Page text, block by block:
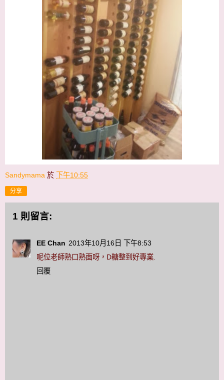
Sandymama 於 下午10:55
分享
1 則留言:
EE Chan 2013年10月16日 下午8:53
呢位老師熟口熟面呀，D糖整到好專業.
回覆